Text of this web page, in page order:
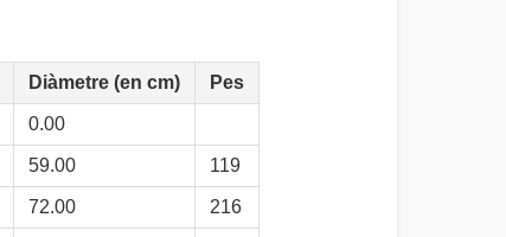
Diàmetre (en cm) Pes
0.00
59.00 119
72.00 216